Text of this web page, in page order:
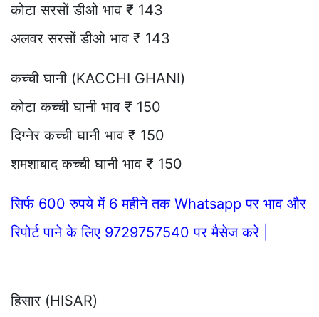
कोटा सरसों डीओ भाव ₹ 143
अलवर सरसों डीओ भाव ₹ 143
कच्ची घानी (KACCHI GHANI)
कोटा कच्ची घानी भाव ₹ 150
दिग्नेर कच्ची घानी भाव ₹ 150
शमशाबाद कच्ची घानी भाव ₹ 150
सिर्फ 600 रुपये में 6 महीने तक Whatsapp पर भाव और
रिपोर्ट पाने के लिए 9729757540 पर मैसेज करे |
हिसार (HISAR)